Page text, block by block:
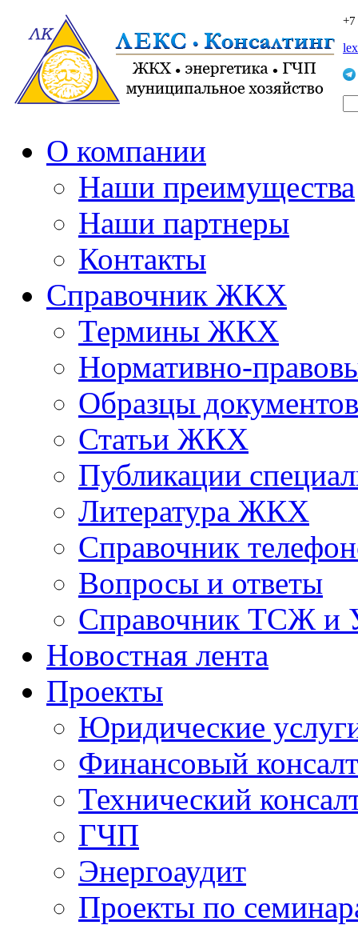
О компании
Наши преимущества
Наши партнеры
Контакты
Справочник ЖКХ
Термины ЖКХ
Нормативно-
Образцы документов
Статьи ЖКХ
Публикации
Литература ЖКХ
Справочник
Вопросы и ответы
Справочник ТСЖ и
Новостная лента
Проекты
Юридические
Финансовый
Технический
ГЧП
Энергоаудит
Проекты по